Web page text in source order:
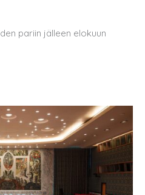
pariin jälleen elokuun